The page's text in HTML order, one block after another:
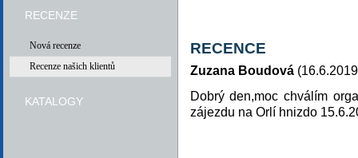
RECENCE
Zuzana Boudová
Dobrý den,moc chválím
zájezdu na Orlí hnizdo
RECENZE
Nová recenze
Recenze našich klientů
KATALOGY